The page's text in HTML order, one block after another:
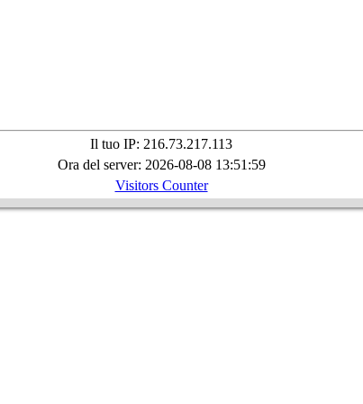
Il tuo IP: 216.73.217.113
Ora del server: 2026-08-08 13:51:59
Visitors Counter